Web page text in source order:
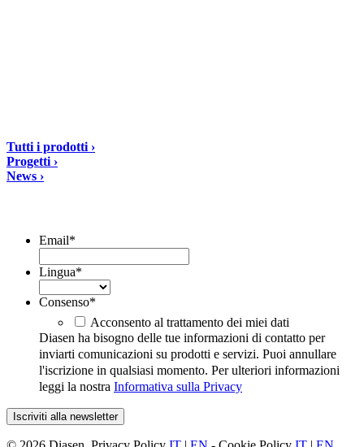
Tutti i prodotti ›
Progetti ›
News ›
Email*
Lingua*
Consenso*
Acconsento al trattamento dei miei dati
Diasen ha bisogno delle tue informazioni di contatto per
inviarti comunicazioni su prodotti e servizi. Puoi annullare
l'iscrizione in qualsiasi momento. Per ulteriori informazioni
leggi la nostra Informativa sulla Privacy